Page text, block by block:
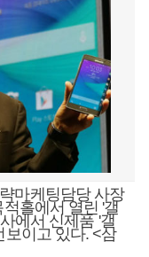
마케팅담당 사장
홀에서 열린 '갤
에서 신제품 '갤
보이고 있다. <삼